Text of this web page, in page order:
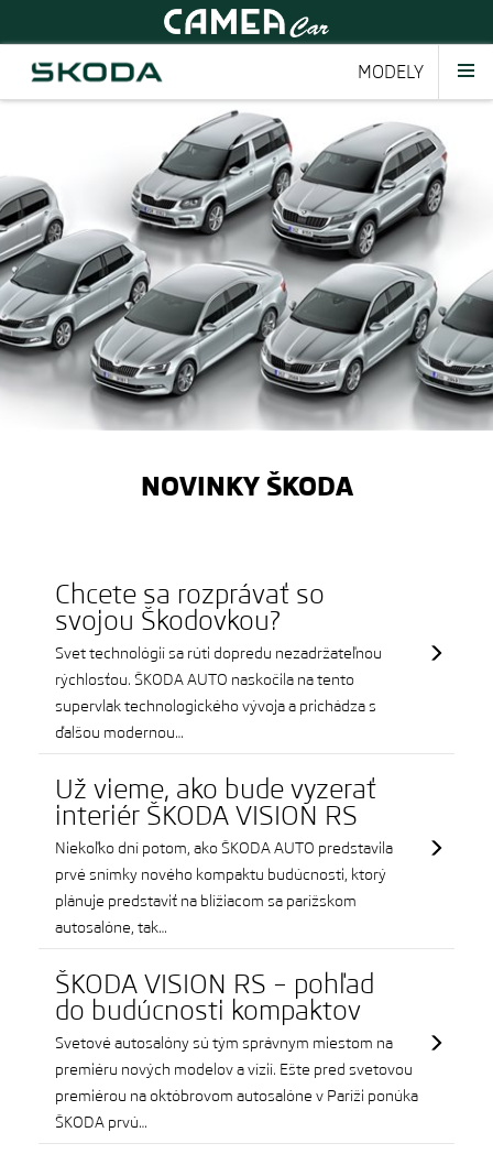
MODELY
NOVINKY ŠKODA
Chcete sa rozprávať so
svojou Škodovkou?
Svet technológií sa rúti dopredu nezadržateľnou
rýchlosťou. ŠKODA AUTO naskočila na tento
supervlak technologického vývoja a prichádza s
ďalšou modernou…
Už vieme, ako bude vyzerať
interiér ŠKODA VISION RS
Niekoľko dní potom, ako ŠKODA AUTO predstavila
prvé snímky nového kompaktu budúcnosti, ktorý
plánuje predstaviť na blížiacom sa parížskom
autosalóne, tak…
ŠKODA VISION RS – pohľad
do budúcnosti kompaktov
Svetové autosalóny sú tým správnym miestom na
premiéru nových modelov a vízií. Ešte pred svetovou
premiérou na októbrovom autosalóne v Paríži ponúka
ŠKODA prvú…